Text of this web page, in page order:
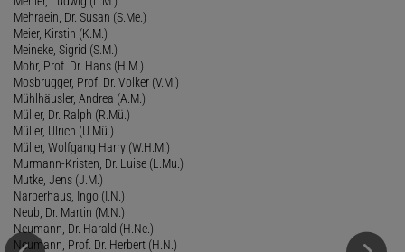
Mehraein, Dr. Susan (S.Me.)
Meier, Kirstin (K.M.)
Meineke, Sigrid (S.M.)
Mohr, Prof. Dr. Hans (H.M.)
Mosbrugger, Prof. Dr. Volker (V.M.)
Mühlhäusler, Andrea (A.M.)
Müller, Dr. Ralph (R.Mü.)
Müller, Ulrich (U.Mü.)
Müller, Wolfgang Harry (W.H.M.)
Murmann-Kristen, Dr. Luise (L.Mu.)
Mutke, Jens (J.M.)
Narberhaus, Ingo (I.N.)
Neub, Dr. Martin (M.N.)
Neumann, Dr. Harald (H.Ne.)
Neumann, Prof. Dr. Herbert (H.N.)